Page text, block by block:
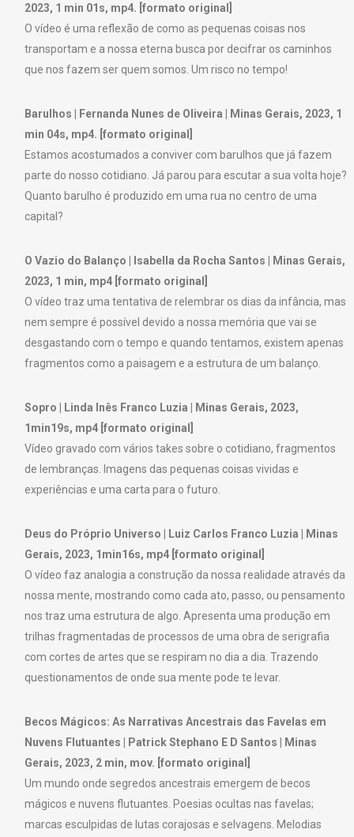
2023, 1 min 01s, mp4. [formato original]
O vídeo é uma reflexão de como as pequenas coisas nos
transportam e a nossa eterna busca por decifrar os caminhos
que nos fazem ser quem somos. Um risco no tempo!
Barulhos | Fernanda Nunes de Oliveira | Minas Gerais, 2023, 1
min 04s, mp4. [formato original]
Estamos acostumados a conviver com barulhos que já fazem
parte do nosso cotidiano. Já parou para escutar a sua volta hoje?
Quanto barulho é produzido em uma rua no centro de uma
capital?
O Vazio do Balanço | Isabella da Rocha Santos | Minas Gerais,
2023, 1 min, mp4 [formato original]
O vídeo traz uma tentativa de relembrar os dias da infância, mas
nem sempre é possível devido a nossa memória que vai se
desgastando com o tempo e quando tentamos, existem apenas
fragmentos como a paisagem e a estrutura de um balanço.
Sopro | Linda Inês Franco Luzia | Minas Gerais, 2023,
1min19s, mp4 [formato original]
Vídeo gravado com vários takes sobre o cotidiano, fragmentos
de lembranças. Imagens das pequenas coisas vividas e
experiências e uma carta para o futuro.
Deus do Próprio Universo | Luiz Carlos Franco Luzia | Minas
Gerais, 2023, 1min16s, mp4 [formato original]
O vídeo faz analogia a construção da nossa realidade através da
nossa mente, mostrando como cada ato, passo, ou pensamento
nos traz uma estrutura de algo. Apresenta uma produção em
trilhas fragmentadas de processos de uma obra de serigrafia
com cortes de artes que se respiram no dia a dia. Trazendo
questionamentos de onde sua mente pode te levar.
Becos Mágicos: As Narrativas Ancestrais das Favelas em
Nuvens Flutuantes | Patrick Stephano E D Santos | Minas
Gerais, 2023, 2 min, mov. [formato original]
Um mundo onde segredos ancestrais emergem de becos
mágicos e nuvens flutuantes. Poesias ocultas nas favelas;
marcas esculpidas de lutas corajosas e selvagens. Melodias